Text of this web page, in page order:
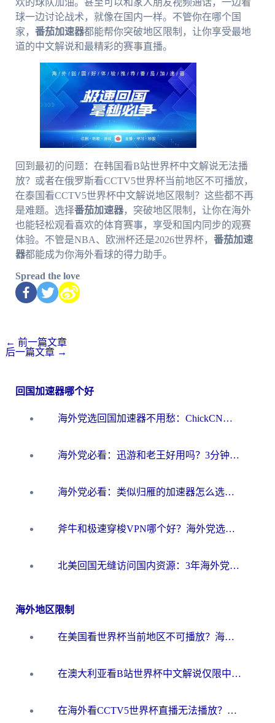
欢的球队加油。甚至可以和家人朋友视频通话，一边看
球一边讨论战术，就像在国内一样。不管你在哪个国
家， 番茄加速器都能帮你突破地区限制，让你享受最地
道的中文解说和最精彩的赛事直播。
回到最初的问题：在韩国看B站世界杯中文解说无法播
放？或者在俄罗斯看CCTV5世界杯当前地区不可播放，
在泰国看CCTV5世界杯中文解说地区限制？这些都不再
是难题。选择番茄加速器，突破地区限制，让你在海外
也能轻松观看喜欢的体育赛事，享受和国内同步的观赛
体验。不管是NBA、欧洲杯还是2026世界杯， 番茄加速
器都能成为你海外看球的得力助手。
Spread the love
← 前一篇文章
后一篇文章 →
回国加速器哪个好
海外党选回国加速器不用愁：ChickCN和洞见哪个好？一篇搞定所有疑问
海外党必看：迅游和老王好用吗？3分钟选对加速国内网络的加速器
海外党必看：类似归雁的加速器怎么选？一篇搞定无缝访问国内资源
斧牛和极速穿梭VPN哪个好？海外党选回国加速器必看的真实对比与避坑指南
北美回国无缝访问国内资源：3年海外党亲测的加速器选择指南
海外地区限制
在美国看世界杯当前地区不可播放？海外党体育观赛终极指南来了！
在澳大利亚看B站世界杯中文解说仅限中国大陆？这篇指南帮你打破限制看遍赛事
在海外看CCTV5世界杯直播无法播放？这篇指南让你和国内球迷同步呐喊